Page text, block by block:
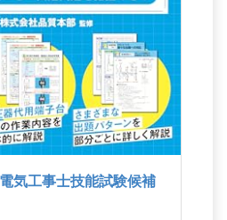
気工事士技能試験候補